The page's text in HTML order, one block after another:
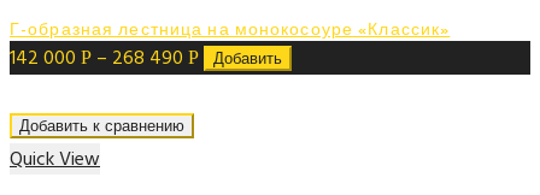
Г-образная лестница на монокосоуре «Классик»
142 000 Р – 268 490 Р Добавить
Добавить к сравнению
Quick View